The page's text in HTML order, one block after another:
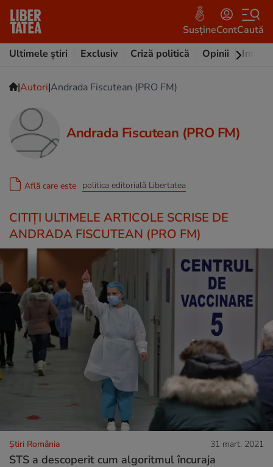
SusțineContCaută
Ultimele știri
Exclusiv Criză politică Opinii
|Autori|Andrada Fiscutean (PRO FM)
Andrada Fiscutean (PRO FM)
Află care este politica editorială Libertatea
CITIȚI ULTIMELE ARTICOLE SCRISE DE
ANDRADA FISCUTEAN (PRO FM)
Știri România 31 mart. 2021
STS a descoperit cum algoritmul încuraja